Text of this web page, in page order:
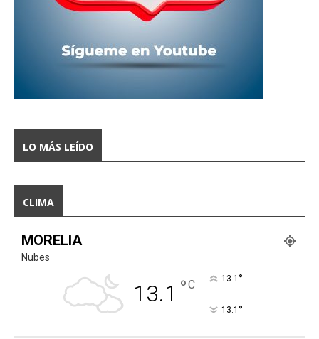
LO MÁS LEÍDO
CLIMA
MORELIA
Nubes
13.1 °C 13.1 °
13.1 °